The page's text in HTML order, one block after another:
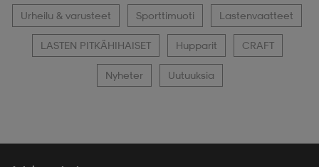
Asiaan liittyvä sisältö
Urheilu & varusteet Sporttimuoti Lastenvaatteet
LASTEN PITKÄHIHAISET Hupparit